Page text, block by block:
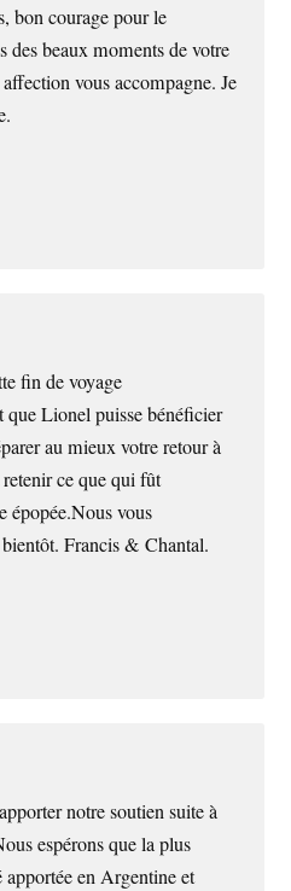
bon courage pour le
des beaux moments de votre
vous accompagne. Je
fin de voyage
Lionel puisse bénéficier
au mieux votre retour à
ce que qui fût
épopée.Nous vous
Francis & Chantal.
notre soutien suite à
espérons que la plus
apportée en Argentine et